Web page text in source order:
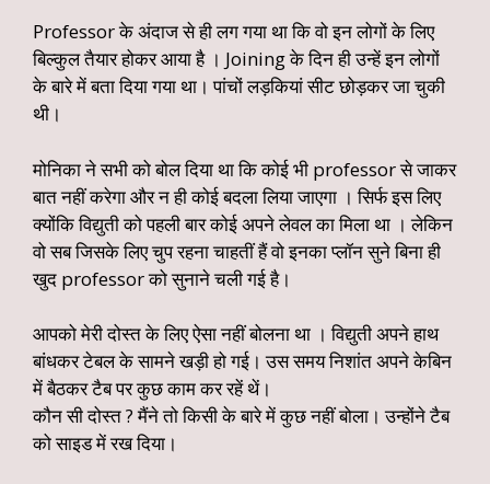
Professor के अंदाज से ही लग गया था कि वो इन लोगों के लिए
बिल्कुल तैयार होकर आया है । Joining के दिन ही उन्हें इन लोगों
के बारे में बता दिया गया था। पांचों लड़कियां सीट छोड़कर जा चुकी
थी।
मोनिका ने सभी को बोल दिया था कि कोई भी professor से जाकर
बात नहीं करेगा और न ही कोई बदला लिया जाएगा । सिर्फ इस लिए
क्योंकि विद्युती को पहली बार कोई अपने लेवल का मिला था । लेकिन
वो सब जिसके लिए चुप रहना चाहतीं हैं वो इनका प्लॉन सुने बिना ही
खुद professor को सुनाने चली गई है।
आपको मेरी दोस्त के लिए ऐसा नहीं बोलना था । विद्युती अपने हाथ
बांधकर टेबल के सामने खड़ी हो गई। उस समय निशांत अपने केबिन
में बैठकर टैब पर कुछ काम कर रहें थें।
कौन सी दोस्त ? मैंने तो किसी के बारे में कुछ नहीं बोला। उन्होंने टैब
को साइड में रख दिया।